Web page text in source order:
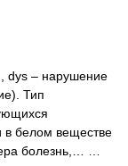
dys – нарушение
Тип
в белом веществе
болезнь,… …